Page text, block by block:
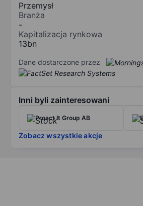
Przemysł
Branża
-
Kapitalizacja rynkowa
13bn
Dane dostarczone przez
Inni byli zainteresowani
Proact It Group AB
Zobacz wszystkie akcje